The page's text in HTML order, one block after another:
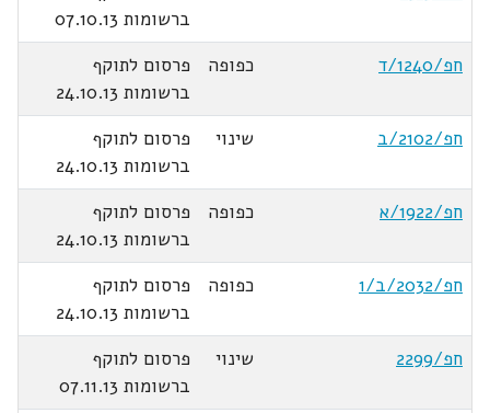
ברשומות 07.10.13
חפ/1240/ד
כפופה
פרסום לתוקף
ברשומות 24.10.13
חפ/2102/ב
שינוי
פרסום לתוקף
ברשומות 24.10.13
חפ/1922/א
כפופה
פרסום לתוקף
ברשומות 24.10.13
חפ/2032/ב/1
כפופה
פרסום לתוקף
ברשומות 24.10.13
חפ/2299
שינוי
פרסום לתוקף
ברשומות 07.11.13